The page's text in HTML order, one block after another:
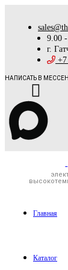
9.00
г.
НАПИСАТЬ В
Главная
Каталог